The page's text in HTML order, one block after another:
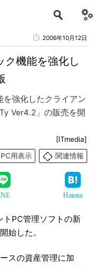
2006年10月12日
ク機能を強化し
強化したクライアン
Ver4.2」の販売を開
[ITmedia]
PC用表示
関連情報
Hatena
PC管理ソフトの新
始した。
スの資産管理に加